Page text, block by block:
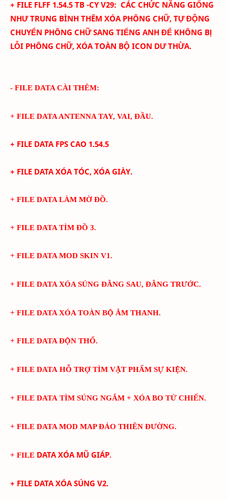
+ FILE FLFF 1.54.5 TB -CYV29: CÁC CHỨC NĂNG GIỐNG
NHƯ TRUNG BÌNH THÊM XÓA PHÔNG CHỮ, TỰ ĐỘNG
CHUYỂN PHÔNG CHỮ SANG TIẾNG ANH ĐỂ KHÔNG BỊ
LỖI PHÔNG CHỮ, XÓA TOÀN BỘ ICON DƯ THỪA.
- FILE DATA CÀI THÊM:
+ FILE DATA ANTENNA TAY, VAI, ĐẦU.
+ FILE DATA FPS CAO 1.54.5
+ FILE DATA XÓA TÓC, XÓA GIÀY.
+ FILE DATA LÀM MỜ ĐỒ.
+ FILE DATA TÌM ĐỒ 3.
+ FILE DATA MOD SKIN V1.
+ FILE DATA XÓA SÚNG ĐẰNG SAU, ĐẰNG TRƯỚC.
+ FILE DATA XÓA TOÀN BỘ ÂM THANH.
+ FILE DATA ĐỘN THỔ.
+ FILE DATA HỖ TRỢ TÌM VẬT PHẨM SỰ KIỆN.
+ FILE DATA TÌM SÚNG NGẮM + XÓA BO TỬ CHIẾN.
+ FILE DATA MOD MAP ĐẢO THIÊN ĐƯỜNG.
+ FILE DATA XÓA MŨ GIÁP.
+ FILE DATA XÓA SÚNG V2.